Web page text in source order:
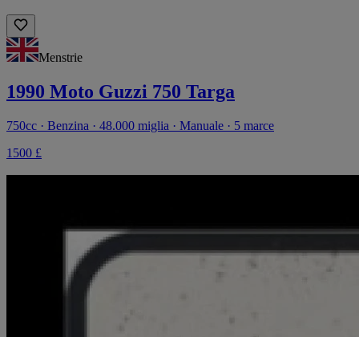
Menstrie
1990 Moto Guzzi 750 Targa
750cc · Benzina · 48.000 miglia · Manuale · 5 marce
1500 £